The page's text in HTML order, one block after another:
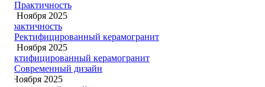
20 Ноября 2025
Практичность
13 Ноября 2025
Ректифицированный керамогранит
3 Ноября 2025